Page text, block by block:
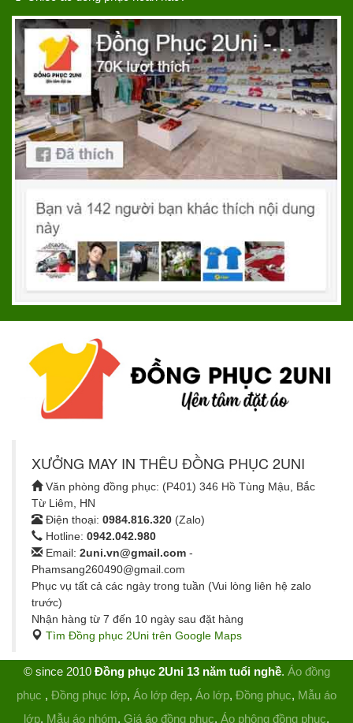
XƯỞNG MAY IN THÊU ĐỒNG PHỤC 2UNI
Văn phòng đồng phục: (P401) 346 Hồ Tùng Mậu, Bắc
Từ Liêm, HN
Điện thoại: 0984.816.320 (Zalo)
Hotline: 0942.042.980
Email: 2uni.vn@gmail.com -
Phamsang260490@gmail.com
Phục vụ tất cả các ngày trong tuần (Vui lòng liên hệ zalo
trước)
Nhận hàng từ 7 đến 10 ngày sau đặt hàng
Tìm Đồng phục 2Uni trên Google Maps
© since 2010 Đồng phục 2Uni 13 năm tuổi nghề. Áo đồng
phục , Đồng phục lớp, Áo lớp đẹp, Áo lớp, Đồng phục, Mẫu áo
lớp, Mẫu áo nhóm, Giá áo đồng phục, Áo phông đồng phục,